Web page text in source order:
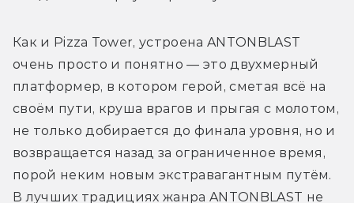
Как и Pizza Tower, устроена ANTONBLAST
очень просто и понятно — это двухмерный
платформер, в котором герой, сметая всё на
своём пути, круша врагов и прыгая с молотом,
не только добирается до финала уровня, но и
возвращается назад за ограниченное время,
порой неким новым экстравагантным путём.
В лучших традициях жанра ANTONBLAST не